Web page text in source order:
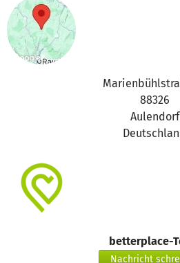
88326
Aulendorf
betterplace-
Nachricht